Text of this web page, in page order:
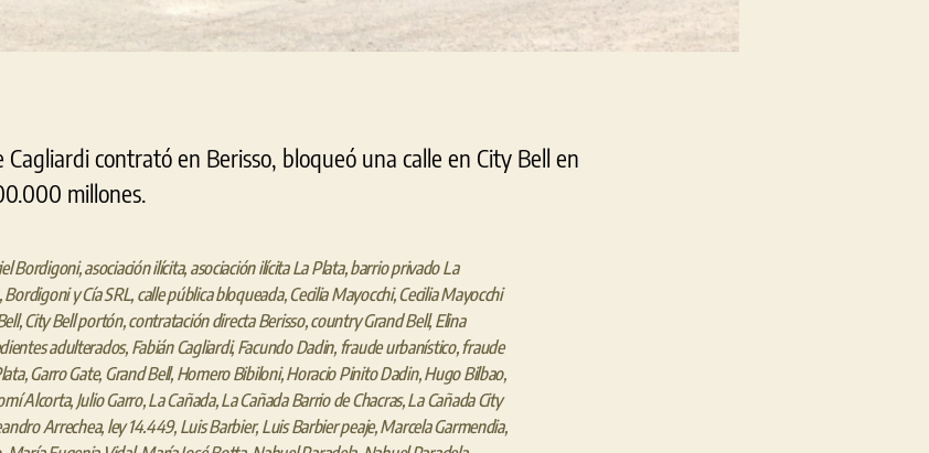
contrató en Berisso, bloqueó una calle en City Bell en
millones.
Bordigoni,asociación ilícita, asociación ilícita La Plata,barrio privado La
Bordigoni y Cía SRL, calle pública bloqueada,Cecilia Mayocchi,Cecilia Mayocchi
,City Bell portón,contratación directa Berisso,country Grand Bell,Elina
adulterados, Fabián Cagliardi,Facundo Dadin, fraude urbanístico,fraude
,Garro Gate, Grand Bell, Homero Bibiloni,Horacio Pinito Dadin,Hugo Bilbao,
Alcorta, Julio Garro,La Cañada,La Cañada Barrio de Chacras,La Cañada City
Arrechea, ley 14.449, Luis Barbier,Luis Barbier peaje,Marcela Garmendia,